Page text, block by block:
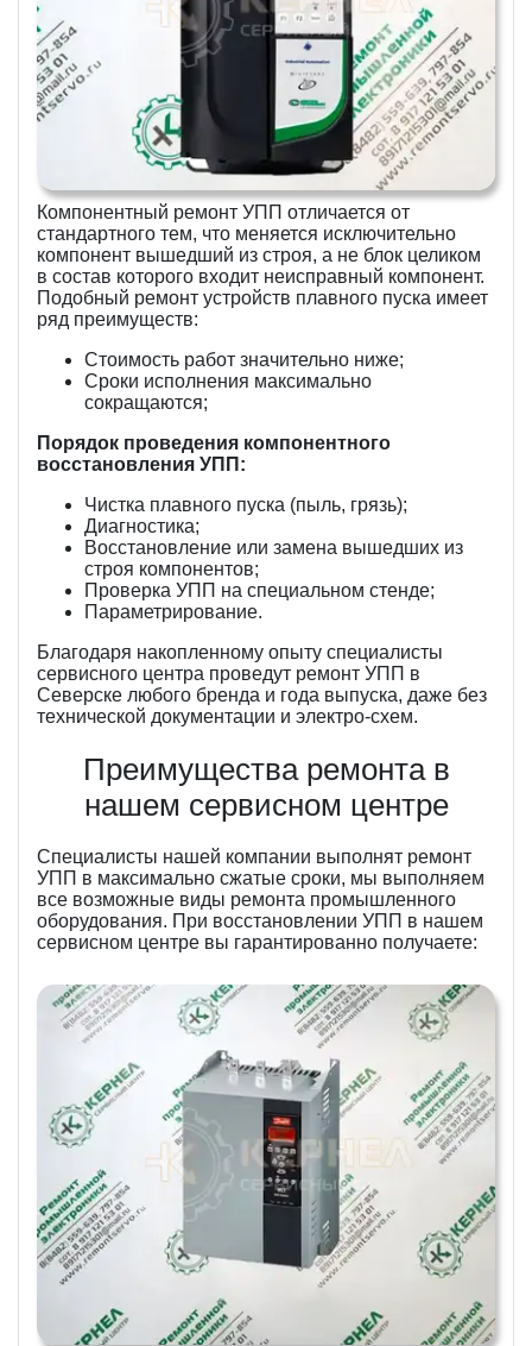
Компонентный ремонт УПП отличается от
стандартного тем, что меняется исключительно
компонент вышедший из строя, а не блок целиком
в состав которого входит неисправный компонент.
Подобный ремонт устройств плавного пуска имеет
ряд преимуществ:
Стоимость работ значительно ниже;
Сроки исполнения максимально
сокращаются;
Порядок проведения компонентного
восстановления УПП:
Чистка плавного пуска (пыль, грязь);
Диагностика;
Восстановление или замена вышедших из
строя компонентов;
Проверка УПП на специальном стенде;
Параметрирование.
Благодаря накопленному опыту специалисты
сервисного центра проведут ремонт УПП в
Северске любого бренда и года выпуска, даже без
технической документации и электро-схем.
Преимущества ремонта в
нашем сервисном центре
Специалисты нашей компании выполнят ремонт
УПП в максимально сжатые сроки, мы выполняем
все возможные виды ремонта промышленного
оборудования. При восстановлении УПП в нашем
сервисном центре вы гарантированно получаете: